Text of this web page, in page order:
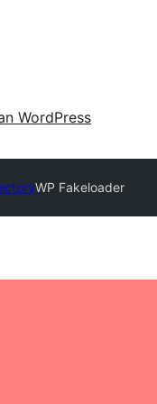
WordPress
WP Fakeloader